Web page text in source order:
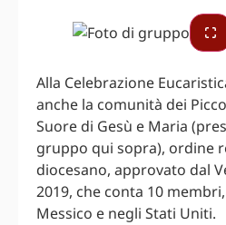
Alla Celebrazione
anche la comunità dei
Suore di Gesù e Maria
gruppo qui sopra), ordine
diocesano, approvato dal
2019, che conta 10
Messico e negli Stati Uniti.